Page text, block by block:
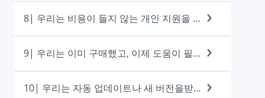
8| 우리는 비용이 들지 않는 개인 지원을 제공하고 싶습니다.
9| 우리는 이미 구매했고, 이제 도움이 필요합니다.
10| 우리는 자동 업데이트나 새 버전을받지 않습니다.